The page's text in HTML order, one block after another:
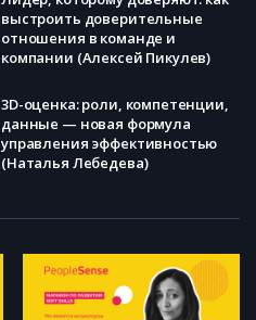
выстроить доверительные
отношения в команде и
компании (Алексей Пикулев)
3D-оценка: роли, компетенции,
данные — новая формула
управления эффективностью
(Наталья Лебедева)
эффективно работают в 2025
(Илья Забелин)